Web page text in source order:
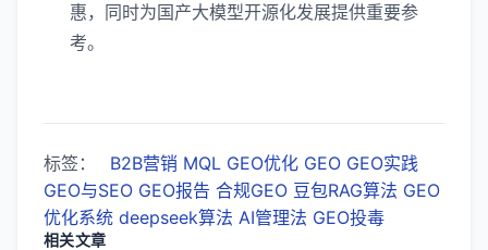
惠，同时为国产大模型开源化发展提供重要参
考。
标签： B2B营销 MQL GEO优化 GEO GEO实践
GEO与SEO GEO报告 合规GEO 豆包RAG算法 GEO
优化系统 deepseek算法 AI管理法 GEO投毒
相关文章